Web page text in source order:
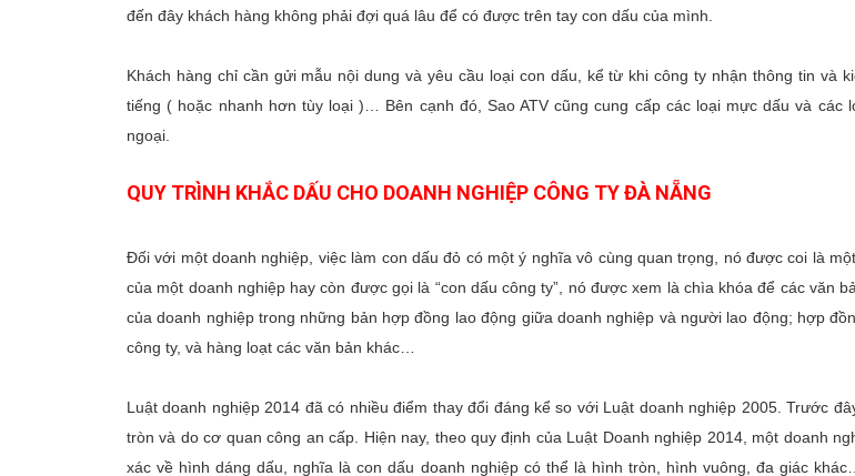
đến đây khách hàng không phải đợi quá lâu để có được trên tay con dấu của mình.
Khách hàng chỉ cần gửi mẫu nội dung và yêu cầu loại con dấu, kể từ khi công ty nhận thông tin và
tiếng ( hoặc nhanh hơn tùy loại )… Bên cạnh đó, Sao ATV cũng cung cấp các loại mực dấu và
ngoại.
QUY TRÌNH KHẮC DẤU CHO DOANH NGHIỆP CÔNG TY ĐÀ NẴNG
Đối với một doanh nghiệp, việc làm con dấu đỏ có một ý nghĩa vô cùng quan trọng, nó được coi là
của một doanh nghiệp hay còn được gọi là “con dấu công ty”, nó được xem là chìa khóa để các văn
của doanh nghiệp trong những bản hợp đồng lao động giữa doanh nghiệp và người lao động; hợp
công ty, và hàng loạt các văn bản khác…
Luật doanh nghiệp 2014 đã có nhiều điểm thay đổi đáng kể so với Luật doanh nghiệp 2005. Trước
tròn và do cơ quan công an cấp. Hiện nay, theo quy định của Luật Doanh nghiệp 2014, một doanh
xác về hình dáng dấu, nghĩa là con dấu doanh nghiệp có thể là hình tròn, hình vuông, đa giác